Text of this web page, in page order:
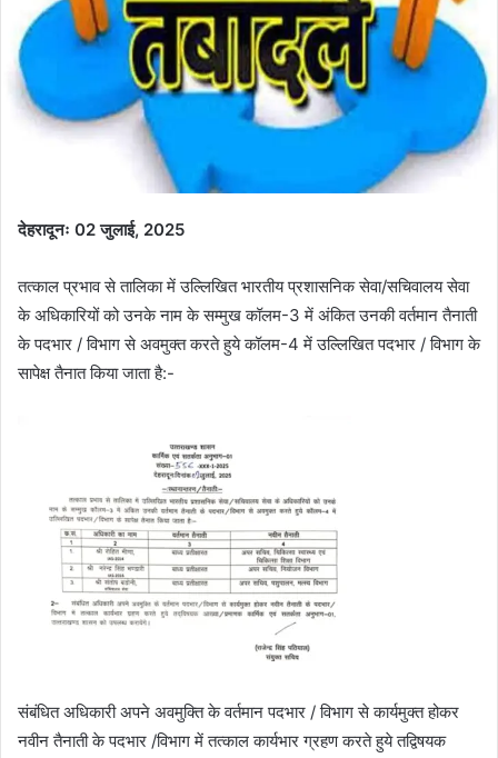
a
i
l
देहरादूनः 02 जुलाई, 2025
तत्काल प्रभाव से तालिका में उल्लिखित भारतीय प्रशासनिक सेवा/सचिवालय सेवा
के अधिकारियों को उनके नाम के सम्मुख कॉलम-3 में अंकित उनकी वर्तमान तैनाती
के पदभार / विभाग से अवमुक्त करते हुये कॉलम-4 में उल्लिखित पदभार / विभाग के
सापेक्ष तैनात किया जाता है:-
संबंधित अधिकारी अपने अवमुक्ति के वर्तमान पदभार / विभाग से कार्यमुक्त होकर
नवीन तैनाती के पदभार /विभाग में तत्काल कार्यभार ग्रहण करते हुये तद्विषयक